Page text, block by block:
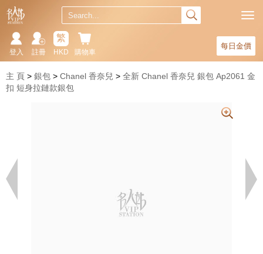
每日金價
購物車
繁
HKD
註冊
登入
主 頁 銀包 Chanel 香奈兒
全新 Chanel 香奈兒 銀包 Ap2061 金
扣 短身拉鏈款銀包